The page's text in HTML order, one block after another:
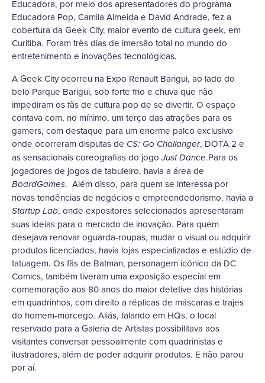
Educadora, por meio dos apresentadores do programa
Educadora Pop, Camila Almeida e David Andrade, fez a
cobertura da Geek City, maior evento de cultura geek, em
Curitiba. Foram três dias de imersão total no mundo do
entretenimento e inovações tecnológicas.
A Geek City ocorreu na Expo Renault Barigui, ao lado do
belo Parque Barigui, sob forte frio e chuva que não
impediram os fãs de cultura pop de se divertir. O espaço
contava com, no mínimo, um terço das atrações para os
gamers, com destaque para um enorme palco exclusivo
onde ocorreram disputas de CS: Go Challanger, DOTA 2 e
as sensacionais coreografias do jogoJust Dance.Para os
jogadores de jogos de tabuleiro, havia a área de
BoardGames. Além disso, para quem se interessa por
novas tendências de negócios e empreendedorismo, havia a
Startup Lab, onde expositores selecionados apresentaram
suas ideias para o mercado de inovação. Para quem
desejava renovar oguarda-roupas, mudar o visual ou adquirir
produtos licenciados, havia lojas especializadas e estúdio de
tatuagem. Os fãs de Batman, personagem icônico da DC
Comics, também tiveram uma exposição especial em
comemoração aos 80 anos do maior detetive das histórias
em quadrinhos, com direito a réplicas de máscaras e trajes
do homem-morcego. Aliás, falando em HQs, o local
reservado para a Galeria de Artistas possibilitava aos
visitantes conversar pessoalmente com quadrinistas e
ilustradores, além de poder adquirir produtos. E não parou
por aí.